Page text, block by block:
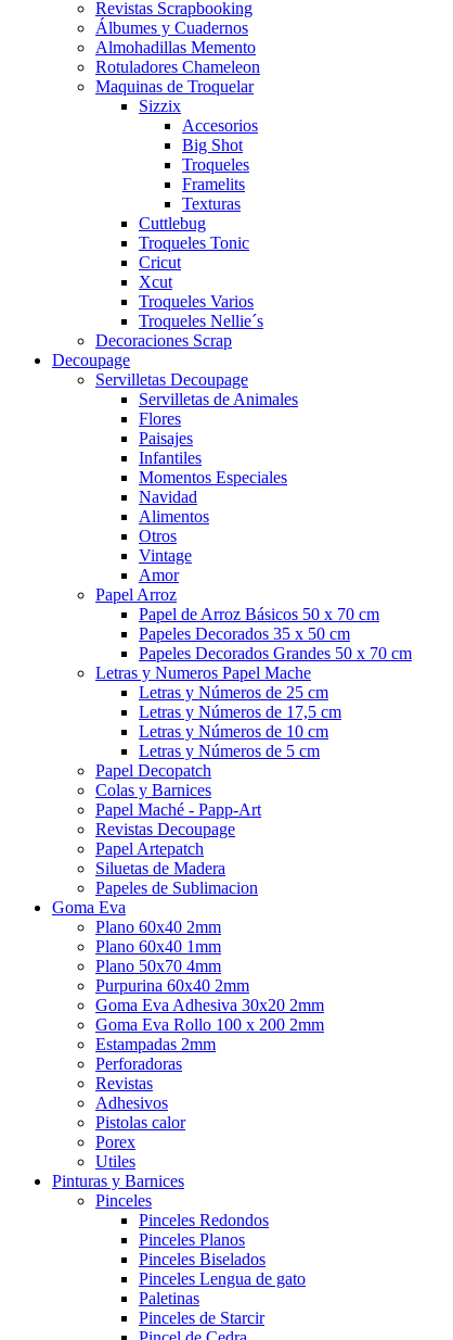
Revistas Scrapbooking
Álbumes y Cuadernos
Almohadillas Memento
Rotuladores Chameleon
Maquinas de Troquelar
Sizzix
Accesorios
Big Shot
Troqueles
Framelits
Texturas
Cuttlebug
Troqueles Tonic
Cricut
Xcut
Troqueles Varios
Troqueles Nellie´s
Decoraciones Scrap
Decoupage
Servilletas Decoupage
Servilletas de Animales
Flores
Paisajes
Infantiles
Momentos Especiales
Navidad
Alimentos
Otros
Vintage
Amor
Papel Arroz
Papel de Arroz Básicos 50 x 70 cm
Papeles Decorados 35 x 50 cm
Papeles Decorados Grandes 50 x 70 cm
Letras y Numeros Papel Mache
Letras y Números de 25 cm
Letras y Números de 17,5 cm
Letras y Números de 10 cm
Letras y Números de 5 cm
Papel Decopatch
Colas y Barnices
Papel Maché - Papp-Art
Revistas Decoupage
Papel Artepatch
Siluetas de Madera
Papeles de Sublimacion
Goma Eva
Plano 60x40 2mm
Plano 60x40 1mm
Plano 50x70 4mm
Purpurina 60x40 2mm
Goma Eva Adhesiva 30x20 2mm
Goma Eva Rollo 100 x 200 2mm
Estampadas 2mm
Perforadoras
Revistas
Adhesivos
Pistolas calor
Porex
Utiles
Pinturas y Barnices
Pinceles
Pinceles Redondos
Pinceles Planos
Pinceles Biselados
Pinceles Lengua de gato
Paletinas
Pinceles de Starcir